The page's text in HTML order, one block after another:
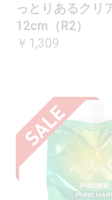
っとりあるクリ
12cm（R2）
￥1,309